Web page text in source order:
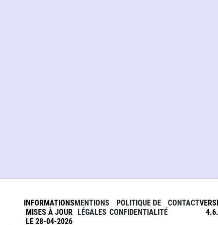
INFORMATIONS
MISES À JOUR
LE 28-04-2026
MENTIONS
LÉGALES
POLITIQUE DE
CONFIDENTIALITÉ
CONTACT